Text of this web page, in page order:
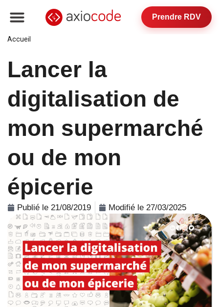
Prendre RDV
Accueil
Lancer la
digitalisation de
mon supermarché
ou de mon
épicerie
Publié le 21/08/2019 Modifié le 27/03/2025